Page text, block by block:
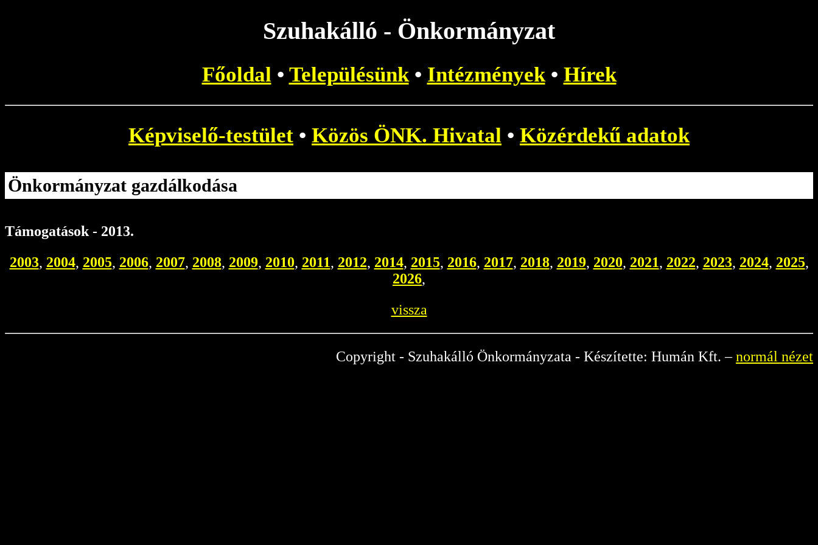
Szuhakálló - Önkormányzat
Főoldal• Településünk• Intézmények• Hírek
Képviselő-testület • Közös ÖNK. Hivatal • Közérdekű adatok
Önkormányzat gazdálkodása
Támogatások - 2013.
2003, 2004, 2005, 2006, 2007, 2008, 2009, 2010, 2011, 2012, 2014, 2015, 2016, 2017, 2018, 2019, 2020, 2021, 2022, 2023, 2024, 2025,
2026,
vissza
Copyright - Szuhakálló Önkormányzata - Készítette: Humán Kft. –normál nézet